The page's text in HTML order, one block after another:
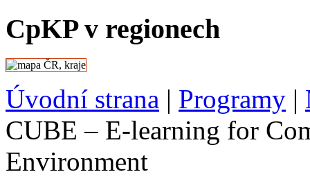
CpKP v regionech
Úvodní strana | Programy |
CUBE – E-learning for
Environment